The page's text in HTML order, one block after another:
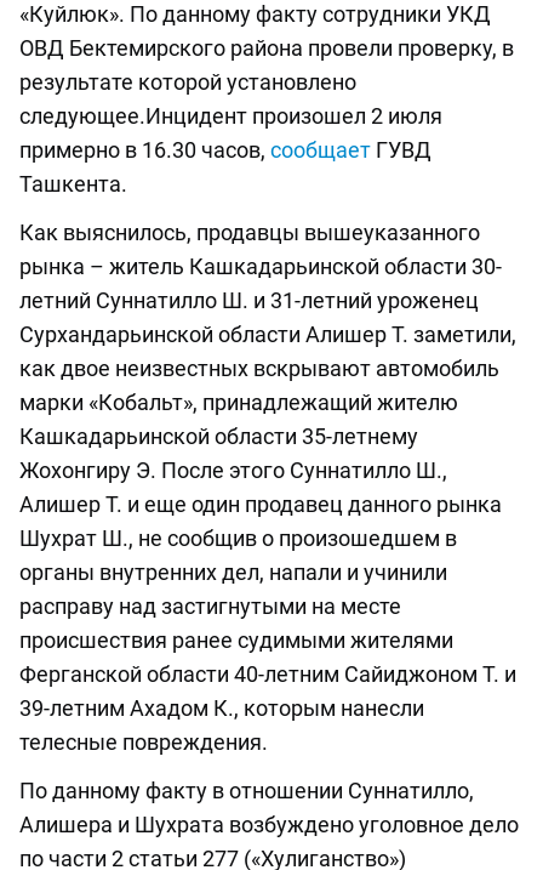
«Куйлюк». По данному факту сотрудники УКД
ОВД Бектемирского района провели проверку, в
результате которой установлено
следующее.Инцидент произошел 2 июля
примерно в 16.30 часов, сообщает ГУВД
Ташкента.
Как выяснилось, продавцы вышеуказанного
рынка – житель Кашкадарьинской области 30-
летний Суннатилло Ш. и 31-летний уроженец
Сурхандарьинской области Алишер Т. заметили,
как двое неизвестных вскрывают автомобиль
марки «Кобальт», принадлежащий жителю
Кашкадарьинской области 35-летнему
Жохонгиру Э. После этого Суннатилло Ш.,
Алишер Т. и еще один продавец данного рынка
Шухрат Ш., не сообщив о произошедшем в
органы внутренних дел, напали и учинили
расправу над застигнутыми на месте
происшествия ранее судимыми жителями
Ферганской области 40-летним Сайиджоном Т. и
39-летним Ахадом К., которым нанесли
телесные повреждения.
По данному факту в отношении Суннатилло,
Алишера и Шухрата возбуждено уголовное дело
по части 2 статьи 277 («Хулиганство»)